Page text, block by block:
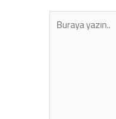
Buraya
yazın..